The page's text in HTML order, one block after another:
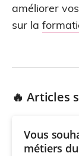
améliorer
sur la
🔥 Articles
Vous
métiers